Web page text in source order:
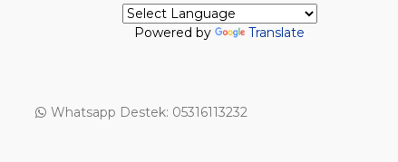
Powered by Translate
Whatsapp Destek: 05316113232